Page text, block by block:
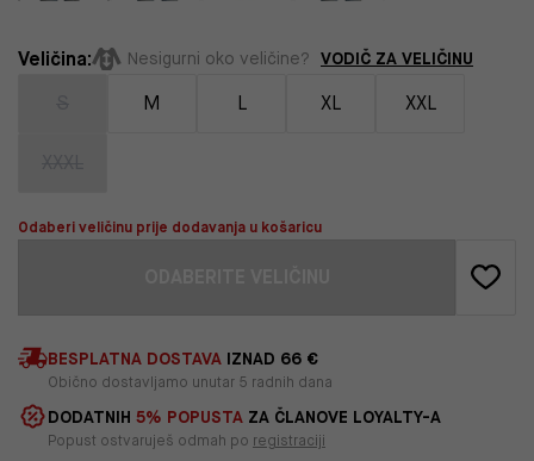
Veličina: Nesigurni oko veličine? VODIČ ZA VELIČINU
M L XL XXL
Odaberi veličinu prije dodavanja u košaricu
BESPLATNA DOSTAVA IZNAD 66 €
Obično dostavljamo unutar 5 radnih dana
DODATNIH 5% POPUSTA ZA ČLANOVE LOYALTY-A
Popust ostvaruješ odmah po registraciji